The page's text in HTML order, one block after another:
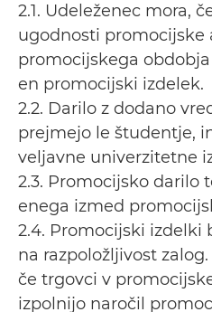
2.1. Udeleženec mora,
ugodnosti promocijske
promocijskega
en promocijski izdelek.
2.2. Darilo z dodano
prejmejo le študentje,
veljavne univerzitetne
2.3. Promocijsko darilo
enega izmed
2.4. Promocijski izdelki
na razpoložljivost
če trgovci v
izpolnijo naročil